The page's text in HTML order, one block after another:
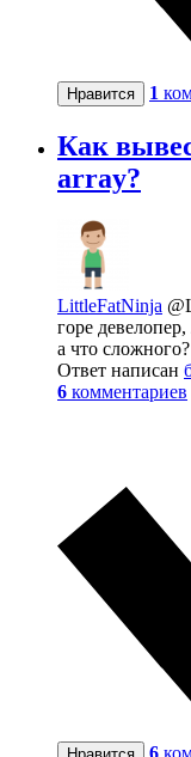
Нравится 1
Как
array?
LittleFatNinja
горе
а что сложного?
Ответ написан
6 комментариев
6